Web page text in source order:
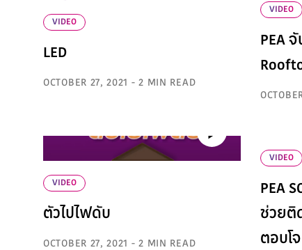
VIDEO
LED
OCTOBER 27, 2021 - 2 MIN READ
VIDEO
PEA
VIDEO
ตัวไปไฟดับ
OCTOBER 27, 2021 - 2 MIN READ
VIDEO
PEA
ช่วยติ
ตอบโ